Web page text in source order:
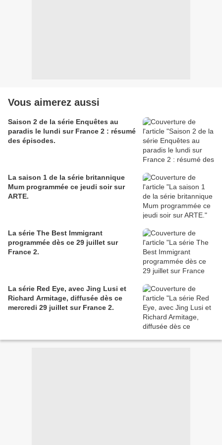
Vous aimerez aussi
Saison 2 de la série Enquêtes au
paradis le lundi sur France 2 : résumé
des épisodes.
La saison 1 de la série britannique
Mum programmée ce jeudi soir sur
ARTE.
La série The Best Immigrant
programmée dès ce 29 juillet sur
France 2.
La série Red Eye, avec Jing Lusi et
Richard Armitage, diffusée dès ce
mercredi 29 juillet sur France 2.